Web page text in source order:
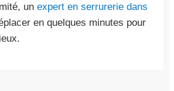
un expert en serrurerie dans
en quelques minutes pour